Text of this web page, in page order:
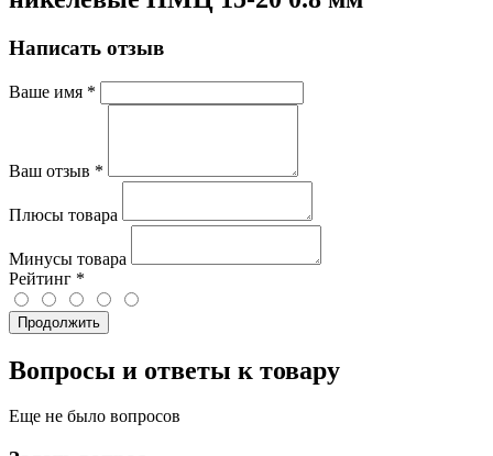
Написать отзыв
Ваше имя *
Ваш отзыв *
Плюсы товара
Минусы товара
Рейтинг *
Продолжить
Вопросы и ответы к товару
Еще не было вопросов